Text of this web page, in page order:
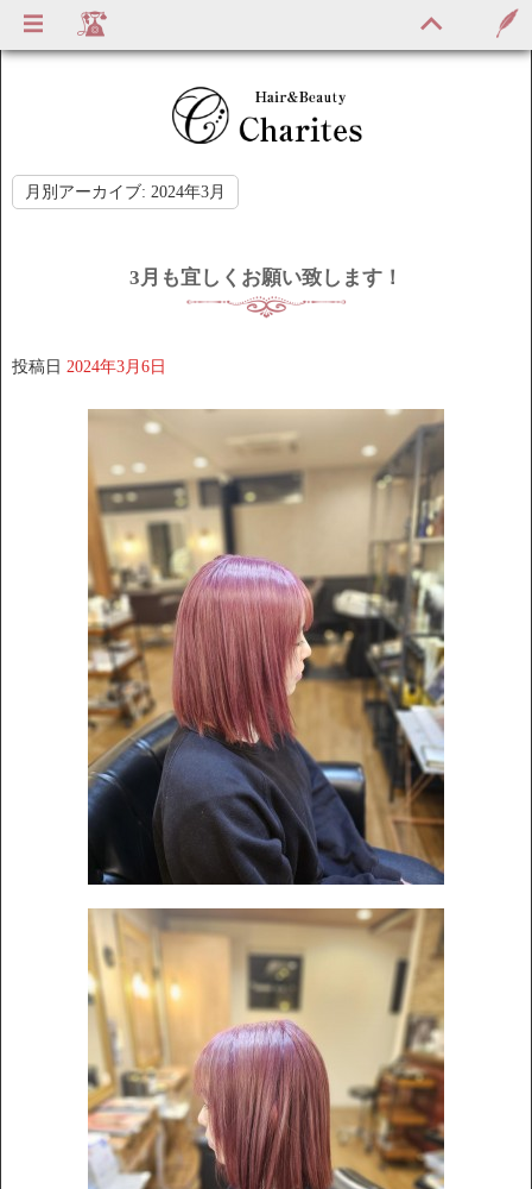
月別アーカイブ: 2024年3月
3月も宜しくお願い致します！
投稿日 2024年3月6日